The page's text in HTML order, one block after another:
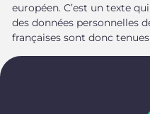
européen. C’est un texte
des données personnelles
françaises sont donc